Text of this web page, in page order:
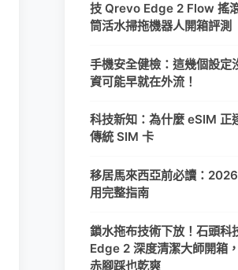
技 Qrevo Edge 2 Flow 搖
筒活水掃拖機器人開箱評測
手機安全健檢：這幾個設定
資可能早就在外流！
科技新知：為什麼 eSIM 正
傳統 SIM 卡
移居馬來西亞前必讀：
用完整指南
鎖水拖布技術下放！石頭科
Edge 2 深度清潔大師開箱
赤腳踩也乾爽